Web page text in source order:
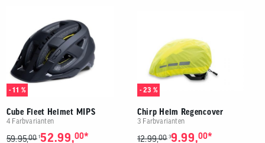
- 11 %
Cube Fleet Helmet MIPS
4 Farbvarianten
59.95,00 152.99,00*
- 23 %
Chirp Helm Regencover
3 Farbvarianten
12.99,00 39.99,00*